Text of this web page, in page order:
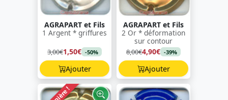
AGRAPART et Fils
1 Argent * griffures
3,00€1,50€ -50%
Ajouter
AGRAPART et Fils
2 Or * déformation
sur contour
8,00€4,90€ -39%
Ajouter